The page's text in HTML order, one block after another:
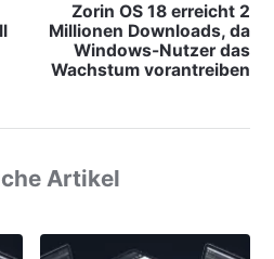
Zorin OS 18 erreicht 2
Millionen Downloads, da
Windows-Nutzer das
Wachstum vorantreiben
Artikel